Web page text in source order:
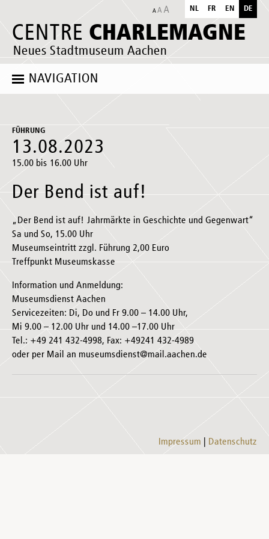
CENTRE CHARLEMAGNE
Neues Stadtmuseum Aachen
NL FR EN DE
NAVIGATION
FÜHRUNG
13.08.2023
15.00 bis 16.00 Uhr
Der Bend ist auf!
„Der Bend ist auf! Jahrmärkte in Geschichte und Gegenwart“
Sa und So, 15.00 Uhr
Museumseintritt zzgl. Führung 2,00 Euro
Treffpunkt Museumskasse
Information und Anmeldung:
Museumsdienst Aachen
Servicezeiten: Di, Do und Fr 9.00 – 14.00 Uhr,
Mi 9.00 – 12.00 Uhr und 14.00 –17.00 Uhr
Tel.: +49 241 432-4998, Fax: +49241 432-4989
oder per Mail an museumsdienst@mail.aachen.de
Impressum Datenschutz